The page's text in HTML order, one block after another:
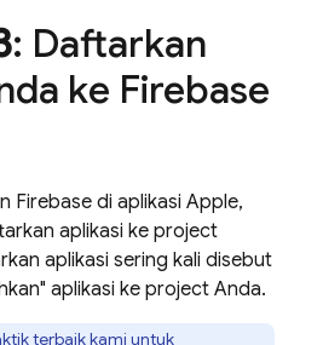
: Daftarkan
ke Firebase
Firebase di aplikasi Apple,
aplikasi ke project
aplikasi sering kali disebut
aplikasi ke project Anda.
terbaikkami untuk